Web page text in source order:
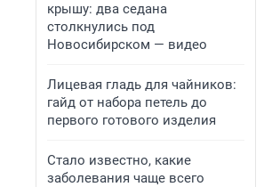
крышу: два седана
столкнулись под
Новосибирском — видео
Лицевая гладь для чайников:
гайд от набора петель до
первого готового изделия
Стало известно, какие
заболевания чаще всего